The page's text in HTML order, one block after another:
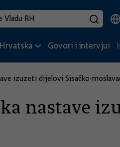
Govori i intervjui
izuzeti dijelovi Sisačko-
nastave